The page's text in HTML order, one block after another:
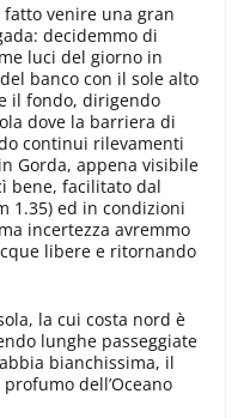
venire una gran
decidemmo di
luci del gior­no in
banco con il sole alto
il fondo, dirigen­do
dove la barriera di
continui rilevamenti
Gorda, appena visibile
bene, facilitato dal
1.35) ed in condizioni
incertezza avremmo
libere e ritornando
la cui costa nord è
lunghe passeggiate
bianchissima, il
dell’Oceano